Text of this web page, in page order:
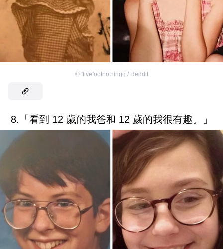
© ffivefootnothingg / Reddit
8.「看到 12 歲的我爸和 12 歲的我很有趣。」